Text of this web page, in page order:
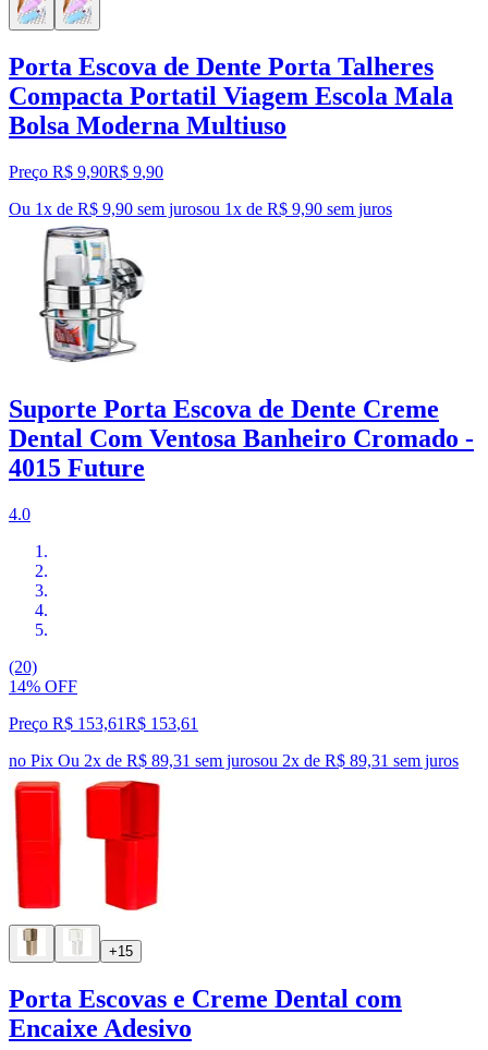
Porta Escova de Dente Porta Talheres
Compacta Portatil Viagem Escola Mala
Bolsa Moderna Multiuso
Preço R$ 9,90R$ 9,90
Ou 1x de R$ 9,90 sem jurosou 1x de R$ 9,90 sem juros
Suporte Porta Escova de Dente Creme
Dental Com Ventosa Banheiro Cromado -
4015 Future
4.0
(20)
14% OFF
Preço R$ 153,61R$ 153,61
no Pix Ou 2x de R$ 89,31 sem jurosou 2x de R$ 89,31 sem juros
+15
Porta Escovas e Creme Dental com
Encaixe Adesivo